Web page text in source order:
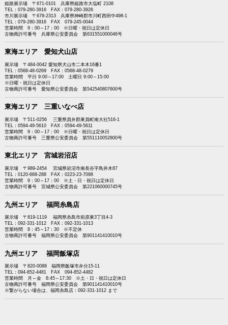
姫路展示場 〒671-0101 兵庫県姫路市大塩町 2108
TEL：079-280-3916 FAX：079-280-3926
市川展示場 〒679-2313 兵庫県神崎郡市川町西田中498-1
TEL：079-280-3916 FAX 079-245-0044
営業時間 9：00～17：00 ※日曜・祝日は定休日
古物商許可番号 兵庫県公安委員会 第631551000046号
東海エリア 愛知犬山店
展示場 〒484-0042 愛知県犬山市二本木16番1
TEL：0568-48-0269 FAX：0568-48-0279
営業時間 平日 9:00～17:00 土曜日 9:00～15:00
※日曜・祝日は定休日
古物商許可番号 愛知県公安委員会 第542540807600号
東海エリア 三重いなべ店
展示場 〒511-0256 三重県員弁郡東員町南大社516-1
TEL：0594-49-5610 FAX：0594-49-5611
営業時間 9：00～17：00 ※日曜・祝日は定休日
古物商許可番号 三重県公安委員会 第551110052800号
東北エリア 宮城岩沼店
展示場 〒989-2454 宮城県岩沼市南長谷字鳥井木87
TEL：0120-668-288 FAX：0223-23-7098
営業時間 9：00～17：00 ※土・日・祝日は定休日
古物商許可番号 宮城県公安委員会 第221060000745号
九州エリア 福岡糸島店
展示場 〒819-1119 福岡県糸島市前原東3丁目4-3
TEL：092-331-1012 FAX：092-331-1013
営業時間 8：45～17：30 ※不定休
古物商許可番号 福岡県公安委員会 第901141410010号
九州エリア 福岡飯塚店
展示場 〒820-0088 福岡県飯塚市弁分15-11
TEL：094-852-4481 FAX 094-852-4482
営業時間 月～金 8:45～17:30 ※土・日・祝日は定休日
古物商許可番号 福岡県公安委員会 第901141410010号
※繋がらない場合は、福岡糸島店：092-331-1012 まで